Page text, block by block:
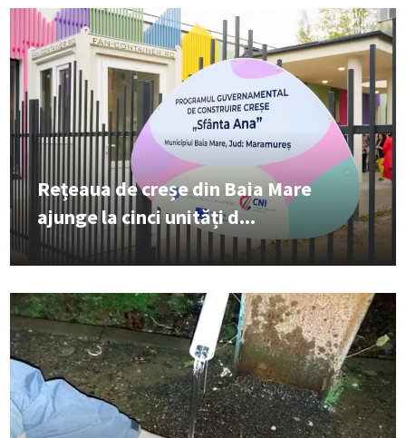
Rețeaua de creșe din Baia Mare
ajunge la cinci unități d...